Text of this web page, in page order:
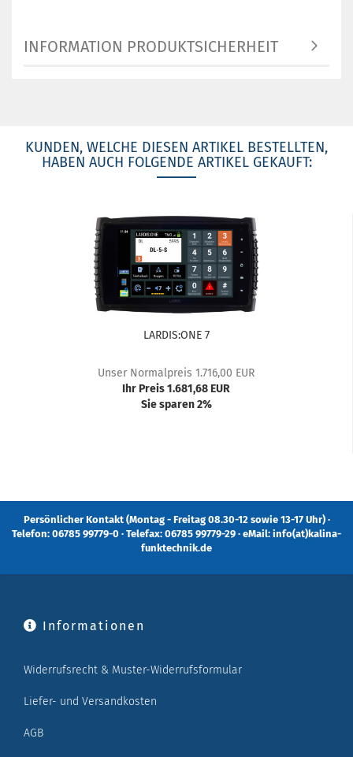
INFORMATION PRODUKTSICHERHEIT
KUNDEN, WELCHE DIESEN ARTIKEL BESTELLTEN,
HABEN AUCH FOLGENDE ARTIKEL GEKAUFT:
LARDIS:ONE 7
Unser Normalpreis 1.716,00 EUR
Ihr Preis 1.681,68 EUR
Sie sparen 2%
Persönlicher Kontakt (Montag - Freitag 08.30-12 sowie 13-17 Uhr) ·
Telefon: 06785 99779-0 · Telefax: 06785 99779-29 · eMail: info(at)kalina-
funktechnik.de
Informationen
Widerrufsrecht & Muster-Widerrufsformular
Liefer- und Versandkosten
AGB